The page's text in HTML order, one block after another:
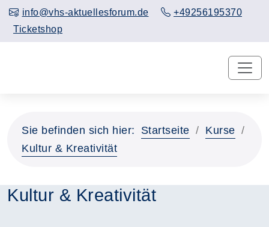
info@vhs-aktuellesforum.de
+49256195370
Ticketshop
Sie befinden sich hier: Startseite
Kurse
Kultur & Kreativität
Kultur & Kreativität